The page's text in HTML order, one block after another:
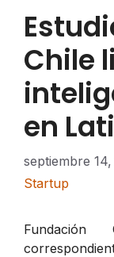
Chile
en
septiembre
Startup